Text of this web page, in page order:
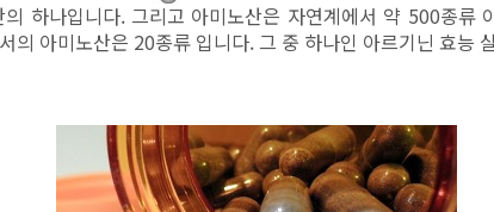
의 하나입니다. 그리고 아미노산은 자연계에서 약 500종류
의 아미노산은 20종류 입니다. 그 중 하나인 아르기닌 효능